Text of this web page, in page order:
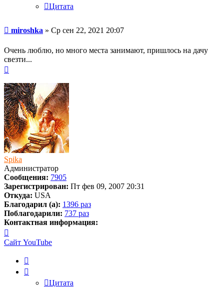
Цитата
Сообщение
miroshka » Ср сен 22, 2021 20:07
Очень люблю, но много места занимают, пришлось на дачу
свезти...
началу
Spika
Администратор
Сообщения: 7905
Зарегистрирован: Пт фев 09, 2007 20:31
Откуда: USA
Благодарил (а): 1396 раз
Поблагодарили: 737 раз
Контактная информация:
информация
пользователя
Spika
Сайт YouTube
Цитата